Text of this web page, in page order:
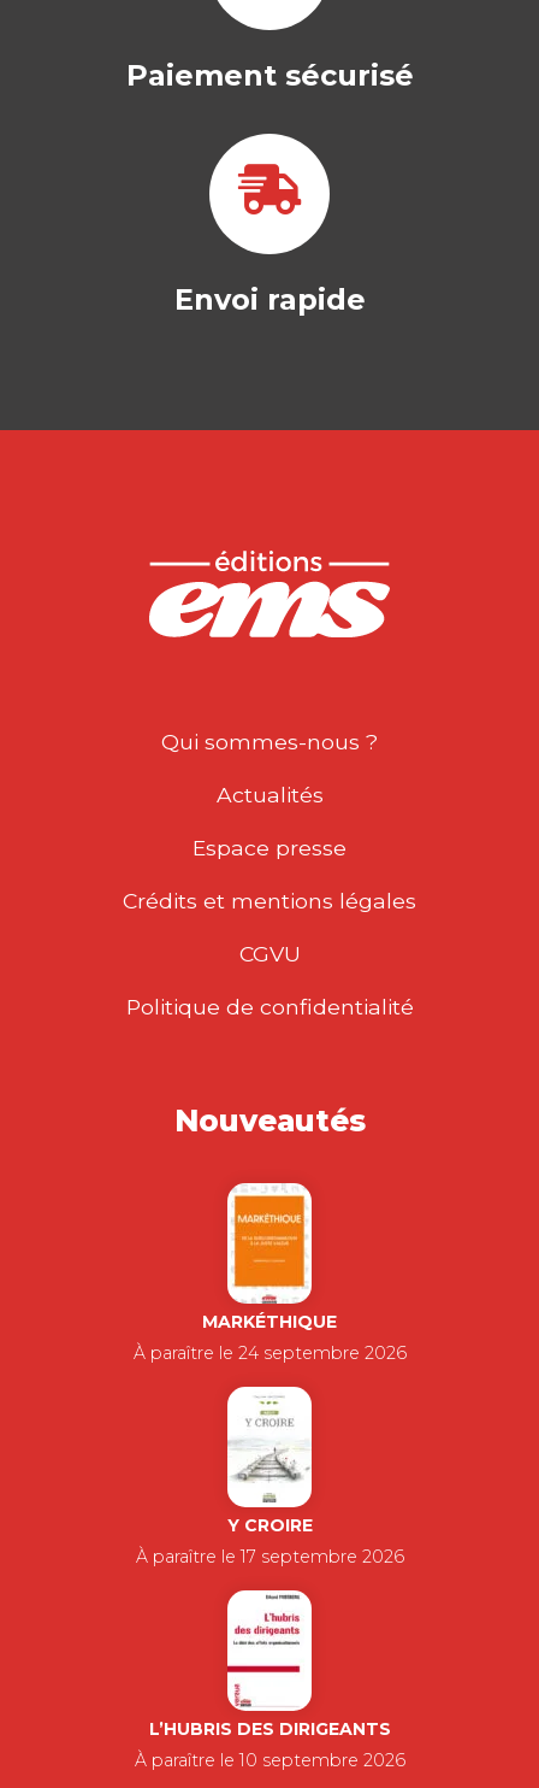
Paiement sécurisé
Envoi rapide
Qui sommes-nous ?
Actualités
Espace presse
Crédits et mentions légales
CGVU
Politique de confidentialité
Nouveautés
MARKÉTHIQUE
À paraître le 24 septembre 2026
Y CROIRE
À paraître le 17 septembre 2026
L’HUBRIS DES DIRIGEANTS
À paraître le 10 septembre 2026